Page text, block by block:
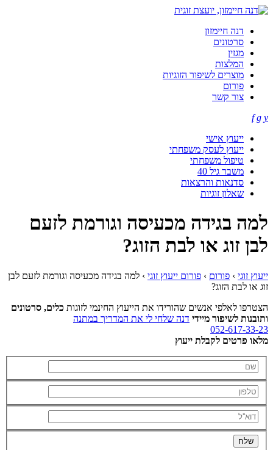
דנה חיימזון
סרטונים
מגזין
המלצות
מוצרים לשיפור הזוגיות
פורום
צור קשר
f g y
ייעוץ אישי
ייעוץ לעסק משפחתי
טיפול משפחתי
משבר גיל 40
סדנאות והרצאות
שאלון זוגיות
למה בגידה מכעיסה וגורמת לזעם
לבן זוג או לבת הזוג?
ייעוץ זוגי › פורום › פורום ייעוץ זוגי › למה בגידה מכעיסה וגורמת לזעם לבן
זוג או לבת הזוג?
הצטרפו לאלפי אנשים שהורידו את הייעוץ החינמי לזוגות כלים, סרטונים
ותובנות לשיפור מיידי דנה שלחי לי את המדריך במתנה
052-617-33-23
מלאו פרטים לקבלת ייעוץ